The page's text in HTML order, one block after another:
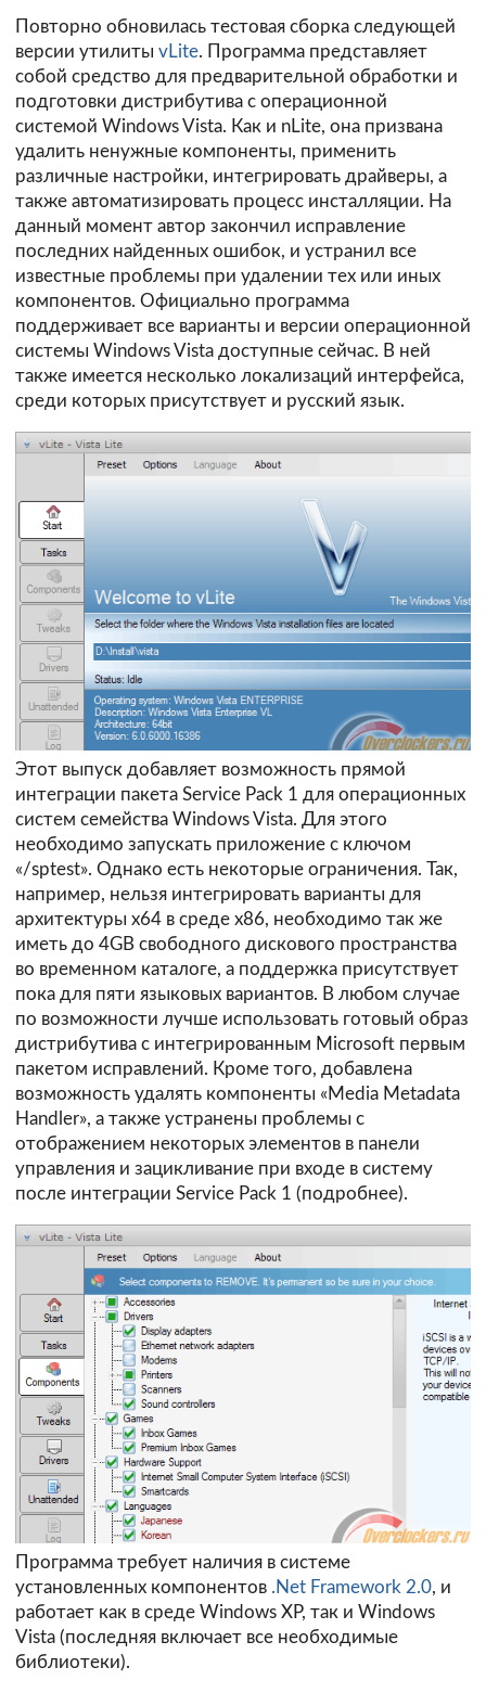
Повторно обновилась тестовая сборка следующей
версии утилиты vLite. Программа представляет
собой средство для предварительной обработки и
подготовки дистрибутива с операционной
системой Windows Vista. Как и nLite, она призвана
удалить ненужные компоненты, применить
различные настройки, интегрировать драйверы, а
также автоматизировать процесс инсталляции. На
данный момент автор закончил исправление
последних найденных ошибок, и устранил все
известные проблемы при удалении тех или иных
компонентов. Официально программа
поддерживает все варианты и версии операционной
системы Windows Vista доступные сейчас. В ней
также имеется несколько локализаций интерфейса,
среди которых присутствует и русский язык.
Этот выпуск добавляет возможность прямой
интеграции пакета Service Pack 1 для операционных
систем семейства Windows Vista. Для этого
необходимо запускать приложение с ключом
«/sptest». Однако есть некоторые ограничения. Так,
например, нельзя интегрировать варианты для
архитектуры х64 в среде х86, необходимо так же
иметь до 4GB свободного дискового пространства
во временном каталоге, а поддержка присутствует
пока для пяти языковых вариантов. В любом случае
по возможности лучше использовать готовый образ
дистрибутива с интегрированным Microsoft первым
пакетом исправлений. Кроме того, добавлена
возможность удалять компоненты «Media Metadata
Handler», а также устранены проблемы с
отображением некоторых элементов в панели
управления и зацикливание при входе в систему
после интеграции Service Pack 1 (подробнее).
Программа требует наличия в системе
установленных компонентов .Net Framework 2.0, и
работает как в среде Windows XP, так и Windows
Vista (последняя включает все необходимые
библиотеки).